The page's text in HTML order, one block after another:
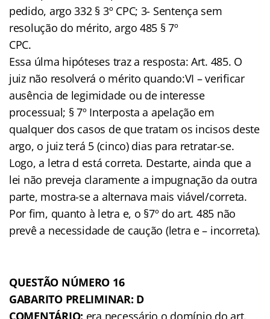
pedido, argo 332 § 3º CPC; 3- Sentença sem
resolução do mérito, argo 485 § 7º
CPC.
Essa úlma hipóteses traz a resposta: Art. 485. O
juiz não resolverá o mérito quando:VI – verificar
ausência de legimidade ou de interesse
processual; § 7º Interposta a apelação em
qualquer dos casos de que tratam os incisos deste
argo, o juiz terá 5 (cinco) dias para retratar-se.
Logo, a letra d está correta. Destarte, ainda que a
lei não preveja claramente a impugnação da outra
parte, mostra-se a alternava mais viável/correta.
Por fim, quanto à letra e, o §7º do art. 485 não
prevê a necessidade de caução (letra e – incorreta).
QUESTÃO NÚMERO 16
GABARITO PRELIMINAR: D
COMENTÁRIO: era necessário o domínio do art.